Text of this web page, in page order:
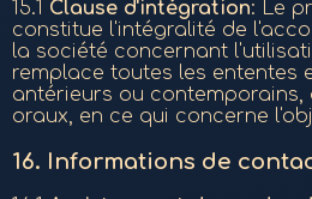
15.1 Clause d'intégration: Le
constitue l'intégralité de
la société concernant
remplace toutes les ententes
antérieurs ou contemporains,
oraux, en ce qui concerne
16. Informations de